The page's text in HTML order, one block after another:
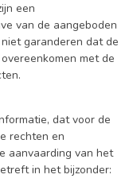
een
van de aangeboden
garanderen dat de
met de
dat voor de
rechten en
aanvaarding van het
in het bijzonder: